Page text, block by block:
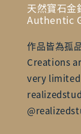
天然寶石
Authentic
作品皆為孤
Creations
very